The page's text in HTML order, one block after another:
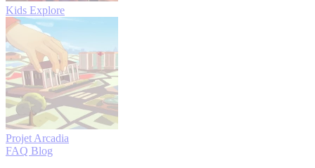
Kids Explore
Projet Arcadia
FAQ Blog